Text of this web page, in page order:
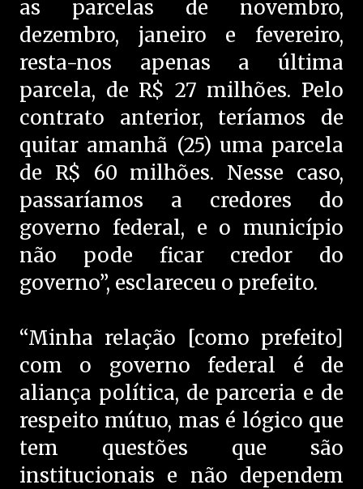
as parcelas de novembro,
dezembro, janeiro e fevereiro,
resta-nos apenas a última
parcela, de R$ 27 milhões. Pelo
contrato anterior, teríamos de
quitar amanhã (25) uma parcela
de R$ 60 milhões. Nesse caso,
passaríamos a credores do
governo federal, e o município
não pode ficar credor do
governo”, esclareceu o prefeito.
“Minha relação [como prefeito]
com o governo federal é de
aliança política, de parceria e de
respeito mútuo, mas é lógico que
tem questões que são
institucionais e não dependem